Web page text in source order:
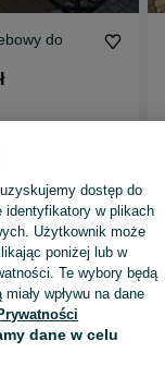
do
Grill -
Wyświetlenia:
dostęp do
identyfikatory w plikach
Użytkownik może
poniżej lub w
Te wybory będą
wpływu na dane
dane w celu